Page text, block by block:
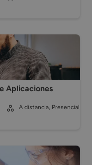
Aplicaciones
A distancia, Presencial